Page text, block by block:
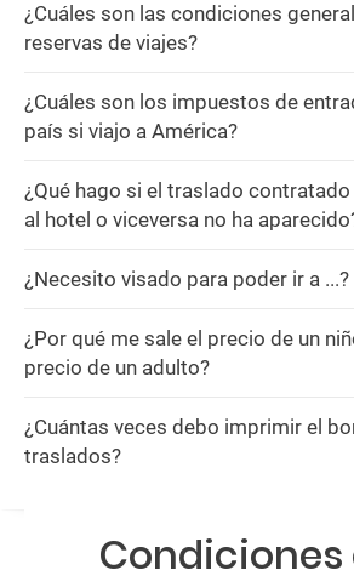
¿Cuáles son las condiciones
reservas de viajes?
¿Cuáles son los impuestos de
país si viajo a América?
¿Qué hago si el traslado
al hotel o viceversa no ha
¿Necesito visado para poder ir a ...?
¿Por qué me sale el precio de un
precio de un adulto?
¿Cuántas veces debo imprimir el
traslados?
Condiciones